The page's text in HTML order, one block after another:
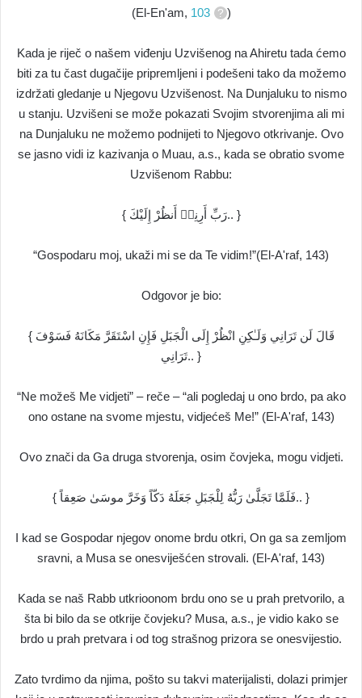
(El-En'am, 103 )
Kada je riječ o našem viđenju Uzvišenog na Ahiretu tada ćemo
biti za tu čast dugačije pripremljeni i podešeni tako da možemo
izdržati gledanje u Njegovu Uzvišenost. Na Dunjaluku to nismo
u stanju. Uzvišeni se može pokazati Svojim stvorenjima ali mi
na Dunjaluku ne možemo podnijeti to Njegovo otkrivanje. Ovo
se jasno vidi iz kazivanja o Muau, a.s., kada se obratio svome
Uzvišenom Rabbu:
{ رَبِّ أَرِنِيۤ أَنظُرْ إِلَيْكَ.. }
“Gospodaru moj, ukaži mi se da Te vidim!”(El-A'raf, 143)
Odgovor je bio:
{ قَالَ لَن تَرَانِي وَلَـٰكِنِ انْظُرْ إِلَى الْجَبَلِ فَإِنِ اسْتَقَرَّ مَكَانَهُ فَسَوْفَ
تَرَانِي.. }
“Ne možeš Me vidjeti” – reče – “ali pogledaj u ono brdo, pa ako
ono ostane na svome mjestu, vidjećeš Me!” (El-A'raf, 143)
Ovo znači da Ga druga stvorenja, osim čovjeka, mogu vidjeti.
{ فَلَمَّا تَجَلَّىٰ رَبُّهُ لِلْجَبَلِ جَعَلَهُ دَكّاً وَخَرَّ موسَىٰ صَعِقاً.. }
I kad se Gospodar njegov onome brdu otkri, On ga sa zemljom
sravni, a Musa se onesviješćen strovali. (El-A'raf, 143)
Kada se naš Rabb utkrioonom brdu ono se u prah pretvorilo, a
šta bi bilo da se otkrije čovjeku? Musa, a.s., je vidio kako se
brdo u prah pretvara i od tog strašnog prizora se onesvijestio.
Zato tvrdimo da njima, pošto su takvi materijalisti, dolazi primjer